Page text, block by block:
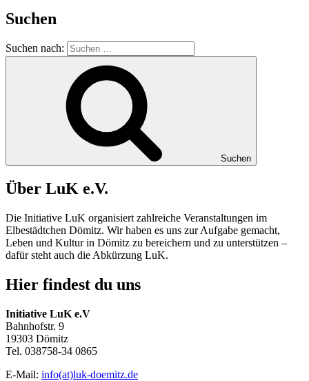
Suchen
Suchen nach:
Suchen
Über LuK e.V.
Die Initiative LuK organisiert zahlreiche Veranstaltungen im
Elbestädtchen Dömitz. Wir haben es uns zur Aufgabe gemacht,
Leben und Kultur in Dömitz zu bereichern und zu unterstützen –
dafür steht auch die Abkürzung LuK.
Hier findest du uns
Initiative LuK e.V
Bahnhofstr. 9
19303 Dömitz
Tel. 038758-34 0865
E-Mail: info(at)luk-doemitz.de